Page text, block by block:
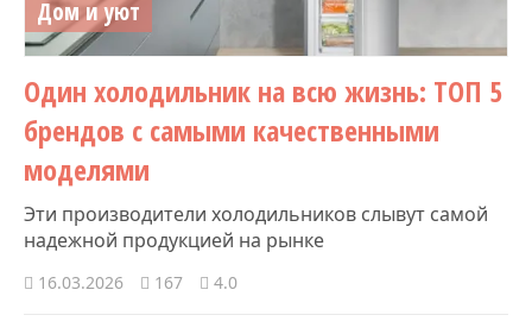
Дом и уют
Один холодильник на всю жизнь: ТОП 5
брендов с самыми качественными
моделями
Эти производители холодильников слывут самой
надежной продукцией на рынке
16.03.2026 167 4.0